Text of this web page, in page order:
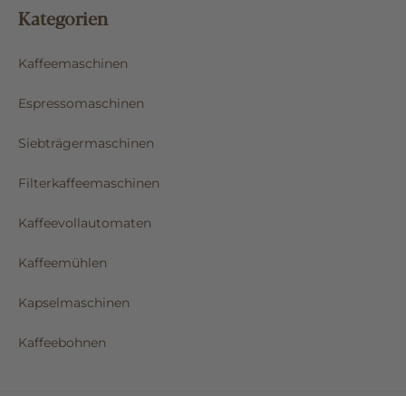
Kategorien
Kaffeemaschinen
Espressomaschinen
Siebträgermaschinen
Filterkaffeemaschinen
Kaffeevollautomaten
Kaffeemühlen
Kapselmaschinen
Kaffeebohnen